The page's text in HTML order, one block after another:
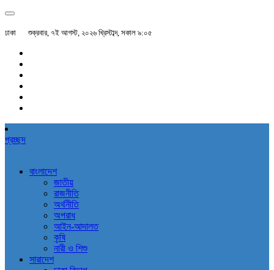
ঢাকা শুক্রবার, ৭ই আগস্ট, ২০২৬ খ্রিস্টাব্দ, সকাল ৯:০৫
প্রচ্ছদ
বাংলাদেশ
জাতীয়
রাজনীতি
অর্থনীতি
অপরাধ
আইন-আদালত
কৃষি
নারী ও শিশু
সারাদেশ